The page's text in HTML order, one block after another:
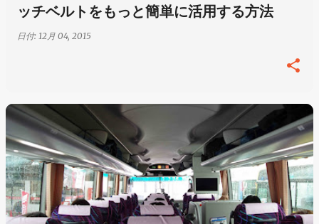
ッチベルトをもっと簡単に活用する方法
日付: 12月 04, 2015